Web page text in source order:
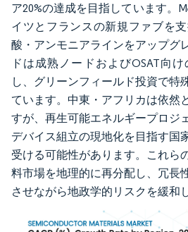
ア20%の達成を目指しています。
イツとフランスの新規ファブを
酸・アンモニアラインをアップグ
ドは成熟ノードおよびOSAT向
し、グリーンフィールド投資で特
ています。中東・アフリカは依然
すが、再生可能エネルギープロジ
デバイス組立の現地化を目指す国
受ける可能性があります。これら
料市場を地理的に再分配し、冗長
させながら地政学的リスクを緩和